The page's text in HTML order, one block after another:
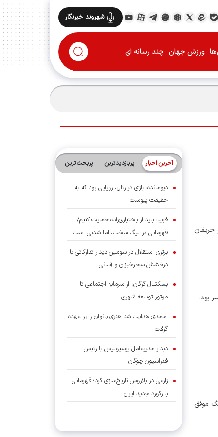
شهروند خبرنگار
ورزش جهان چند رسانه ای
حریفان
بود.
موفق
آخرین اخبار پربازدیدترین پربحث‌ترین‌
دیومانده: بازی در رئال، رویایی بود که به
حقیقت پیوست
فریبا: باید از بختیاری‌زاده حمایت کنیم/
قهرمانی در لیگ سخت، اما شدنی است
برتری استقلال در سومین دیدار تدارکاتی با
درخشش سحرخیزان و آسانی
بسکتبال گرگان؛ از سرمایه اجتماعی تا
موتور توسعه شهری
احمدی هدایت شنا هنری بانوان را بر عهده
گرفت
دیدار مدیرعامل پرسپولیس با رئیس
فدراسیون چوگان
زارعی در بلاروس تاریخ‌سازی کرد؛ قهرمانی
با رکورد جدید ایران